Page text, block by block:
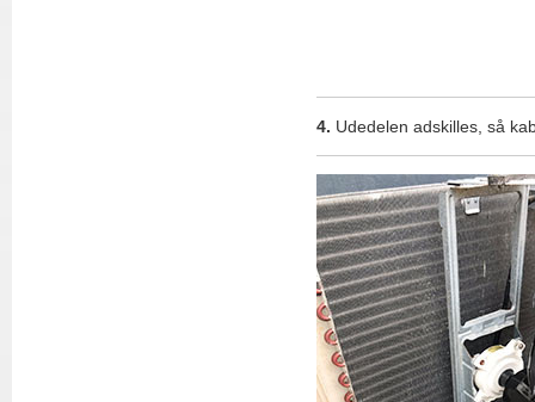
4. Udedelen adskilles, så